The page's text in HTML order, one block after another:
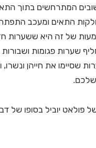
המתרחשים בתוך
התאים ומעכב
של זה היא ששערות
שערות פגומות
שסיימו את חייהן
פולאט יוביל בסופו של